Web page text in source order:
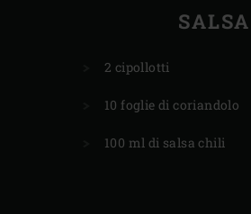
SALSA
2 cipollotti
10 foglie di coriandolo
100 ml di salsa chili